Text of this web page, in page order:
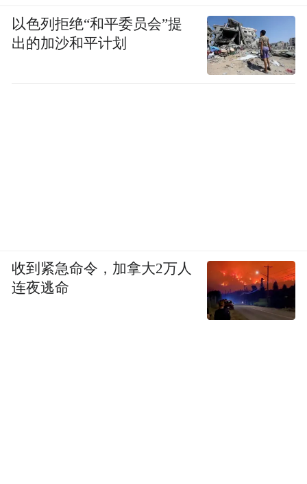
以色列拒绝“和平委员会”提
出的加沙和平计划
收到紧急命令，加拿大2万人
连夜逃命